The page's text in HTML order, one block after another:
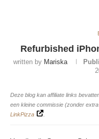
Refurbished
written by Mariska
Deze blog kan affiliate links
een kleine commissie (zonder
LinkPizza